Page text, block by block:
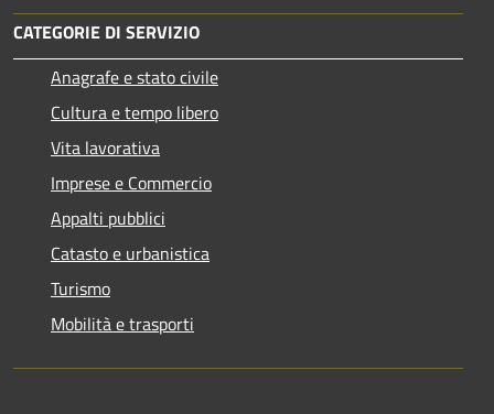
CATEGORIE DI SERVIZIO
Anagrafe e stato civile
Cultura e tempo libero
Vita lavorativa
Imprese e Commercio
Appalti pubblici
Catasto e urbanistica
Turismo
Mobilità e trasporti